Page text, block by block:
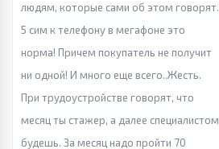
людям, которые сами об этом говорят.
5 сим к телефону в мегафоне это
норма! Причем покупатель не получит
ни одной! И много еще всего..Жесть.
При трудоустройстве говорят, что
месяц ты стажер, а далее специалистом
будешь. За месяц надо пройти 70